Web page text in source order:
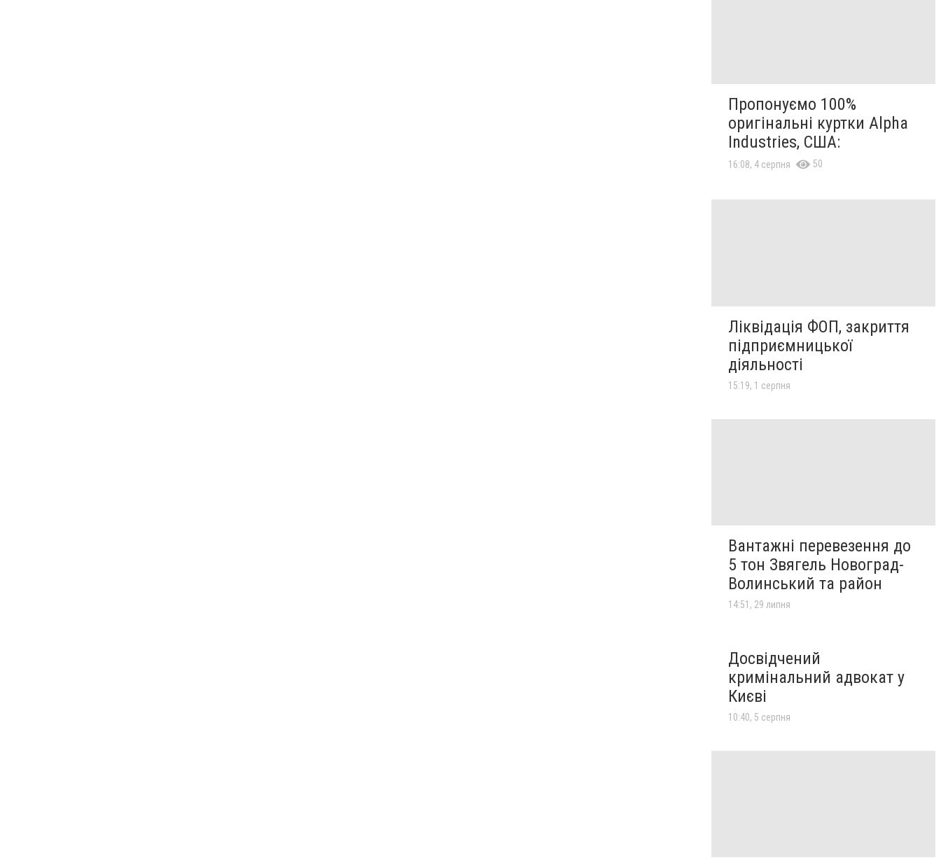
Пропонуємо 100%
оригінальні куртки Alpha
Industries, США:
16:08, 4 серпня 50
Ліквідація ФОП, закриття
підприємницької
діяльності
15:19, 1 серпня
Вантажні перевезення до
5 тон Звягель Новоград-
Волинський та район
14:51, 29 липня
Досвідчений
кримінальний адвокат у
Києві
10:40, 5 серпня